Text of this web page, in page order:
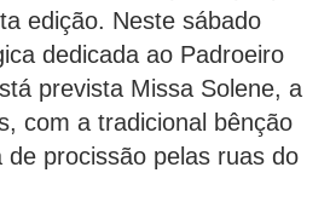
edição. Neste sábado
dedicada ao Padroeiro
prevista Missa Solene, a
com a tradicional bênção
de procissão pelas ruas do